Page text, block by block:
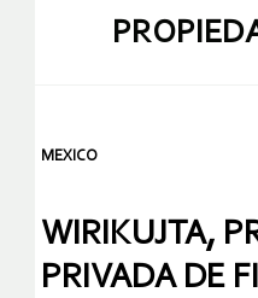
MEXICO
WIRIKUJTA,
PRIVADA DE